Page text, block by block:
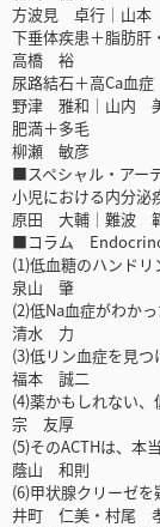
方波見 卓行│山
下垂体疾患＋脂肪肝
高橋 裕
尿路結石＋高Ca血症
野津 雅和│山内
肥満＋多毛
柳瀬 敏彦
■スペシャル・アー
小児における内分泌
原田 大輔│難波
■コラム
(1)低血糖のハンドリ
泉山 肇
(2)低Na血症がわか
清水 力
(3)低リン血症を見つ
福本 誠二
(4)薬かもしれない、
宗 友厚
(5)そのACTHは、本
蔭山 和則
(6)甲状腺クリーゼを
井町 仁美・村尾